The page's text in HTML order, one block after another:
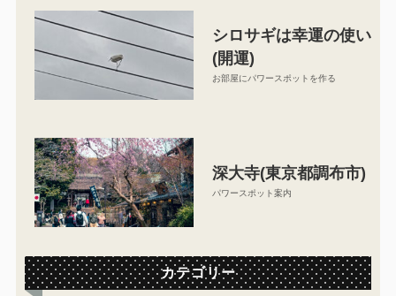
シロサギは幸運の使い
(開運)
お部屋にパワースポットを作る
深大寺(東京都調布市)
パワースポット案内
カテゴリー